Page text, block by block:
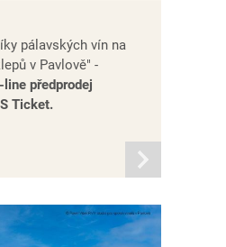
pálavských vín na
v Pavlově" -
line předprodej
Ticket.